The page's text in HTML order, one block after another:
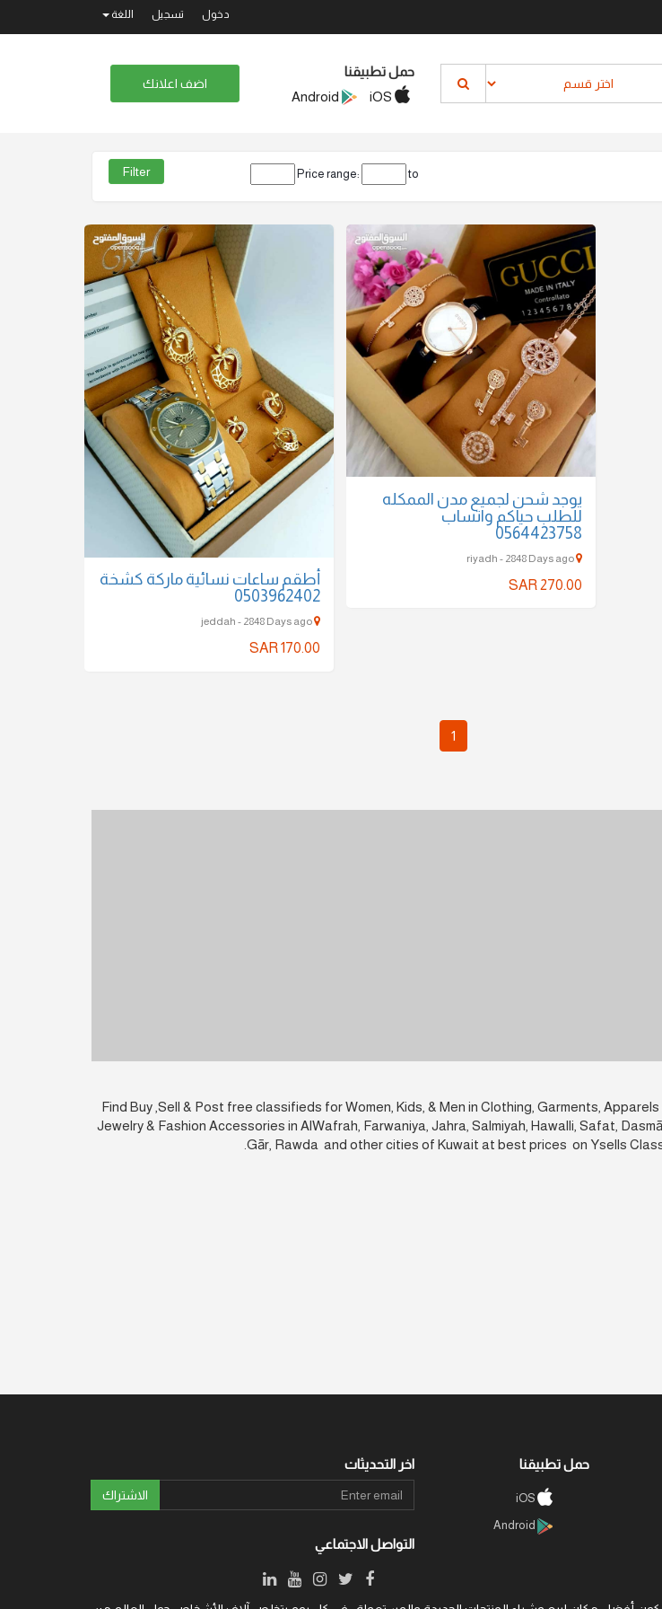
دخول تسجيل اللغة
حمل تطبيقنا
اضف اعلانك
Price range: to
أطقم ساعات نسائية ماركة كشخة
0503962402
jeddah - 2848 Days ago
SAR 170.00
يوجد شحن لجميع مدن الممكله
للطلب حياكم واتساب
0564423758
riyadh - 2848 Days ago
SAR 270.00
1
Find Buy ,Sell & Post free classifieds for Women, Kids, & Men in Clothing, Garments,
Jewelry & Fashion Accessories in AlWafrah, Farwaniya, Jahra, Salmiyah, Hawalli, Safat,
Gār, Rawda and other cities of Kuwait at best prices on Ysells
حمل تطبيقنا اخر التحديثات
الاشتراك
التواصل الاجتماعي